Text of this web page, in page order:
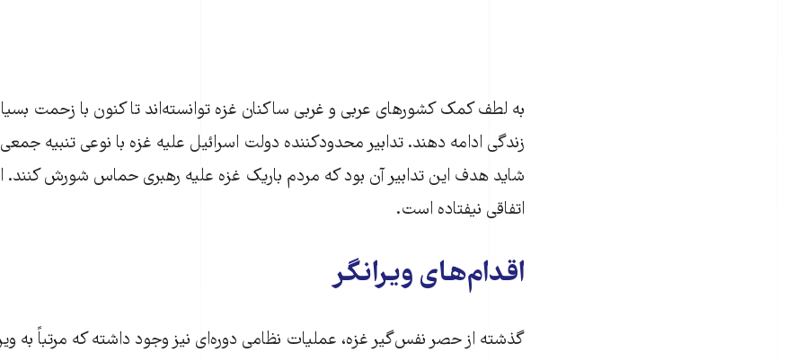
به لطف کمک‌ کشورهای عربی و غربی ساکنان غزه توانسته‌اند تا کنون با زحمت بسیار
زندگی ادامه دهند. تدابیر محدودکننده دولت اسرائیل علیه غزه با نوعی تنبیه
شاید هدف این تدابیر آن بود که مردم باریک غزه علیه رهبری حماس شورش کنند.
اتفاقی نیفتاده است.
اقدام‌های ویرانگر
گذشته از حصر نفس‌گیر غزه، عملیات نظامی دوره‌ای نیز وجود داشته که مرتباً به‌